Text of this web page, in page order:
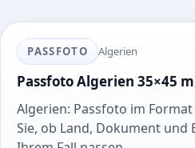
PASSFOTO Algerien
Passfoto Algerien 35×45
Algerien: Passfoto im
Sie, ob Land, Dokument und